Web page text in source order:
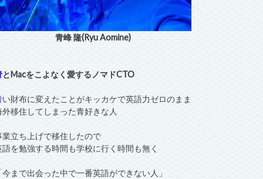
青峰 隆(Ryu Aomine)
とMacをこよなく愛するノマドCTO
い財布に変えたことがキッカケで英語力ゼロのまま
外移住してしまった青好きな人
業立ち上げで移住したので
語を勉強する時間も学校に行く時間も無く
今まで出会った中で一番英語ができない人」